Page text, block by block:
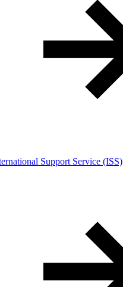
Support Service (ISS)